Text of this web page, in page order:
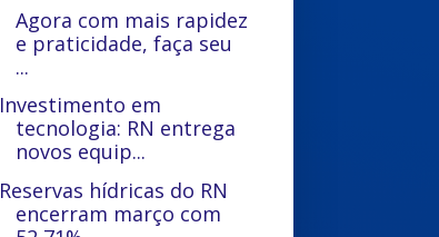
Agora com mais rapidez
e praticidade, faça seu
...
Investimento em
tecnologia: RN entrega
novos equip...
Reservas hídricas do RN
encerram março com